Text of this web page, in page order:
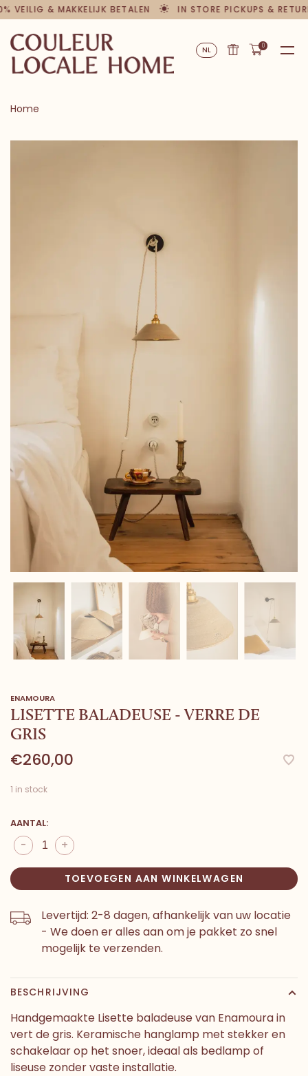
VEILIG & MAKKELIJK BETALEN IN STORE PICKUPS &
NL 0
Home
ENAMOURA
LISETTE BALADEUSE - VERRE DE
GRIS
€260,00
1 in stock
AANTAL:
+
-
TOEVOEGEN AAN WINKELWAGEN
Levertijd: 2-8 dagen, afhankelijk van uw locatie
- We doen er alles aan om je pakket zo snel
mogelijk te verzenden.
BESCHRIJVING
Handgemaakte Lisette baladeuse van Enamoura in
vert de gris. Keramische hanglamp met stekker en
schakelaar op het snoer, ideaal als bedlamp of
liseuse zonder vaste installatie.